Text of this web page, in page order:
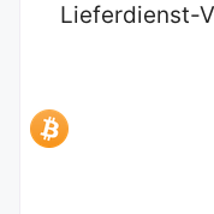
Lieferdienst-